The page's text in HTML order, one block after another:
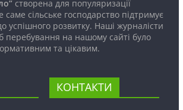
створена для популяризації
сільське господарство підтримує
успішного розвитку. Наші журналісти
перебування на нашому сайті було
та цікавим.
КОНТАКТИ